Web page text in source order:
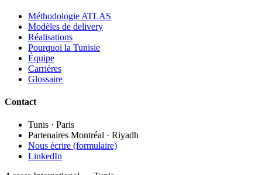
Méthodologie ATLAS
Modèles de delivery
Réalisations
Pourquoi la Tunisie
Équipe
Carrières
Glossaire
Contact
Tunis · Paris
Partenaires Montréal · Riyadh
Nous écrire (formulaire)
LinkedIn